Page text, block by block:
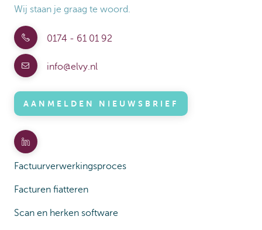
Wij staan je graag te woord.
0174 - 61 01 92
info@elvy.nl
AANMELDEN NIEUWSBRIEF
Factuurverwerkingsproces
Facturen fiatteren
Scan en herken software